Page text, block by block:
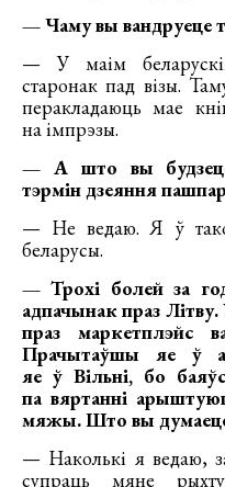
— Чаму вы вандруеце
— У маім
старонак пад візы.
перакладаюць мае
на імпрэзы.
— А што вы будзеце
тэрмін дзеяння
— Не ведаю. Я ў
беларусы.
— Трохі болей за
адпачынак праз
праз маркетплэйс
Прачытаўшы яе ў
яе ў Вільні, бо
па вяртанні
мяжы. Што вы думаеце
— Наколькі я ведаю,
супраць мяне